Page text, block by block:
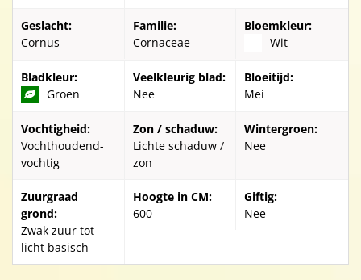
Geslacht:
Cornus
Familie:
Cornaceae
Bloemkleur:
Wit
Bladkleur:
Groen
Veelkleurig blad:
Nee
Bloeitijd:
Mei
Vochtigheid:
Vochthoudend-
vochtig
Zon / schaduw:
Lichte schaduw /
zon
Wintergroen:
Nee
Zuurgraad
grond:
Zwak zuur tot
licht basisch
Hoogte in CM:
600
Giftig:
Nee